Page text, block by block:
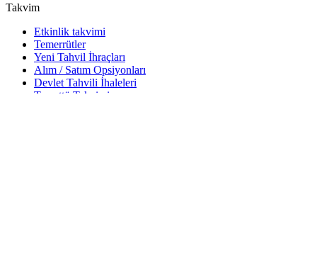
Takvim
Etkinlik takvimi
Temerrütler
Yeni Tahvil İhraçları
Alım / Satım Opsiyonları
Devlet Tahvili İhaleleri
Temettü Takvimi